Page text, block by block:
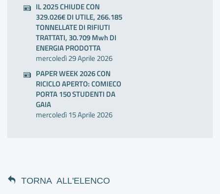
IL 2025 CHIUDE CON
329.026€ DI UTILE, 266.185
TONNELLATE DI RIFIUTI
TRATTATI, 30.709 Mwh DI
ENERGIA PRODOTTA
mercoledì 29 Aprile 2026
PAPER WEEK 2026 CON
RICICLO APERTO: COMIECO
PORTA 150 STUDENTI DA
GAIA
mercoledì 15 Aprile 2026
TORNA ALL'ELENCO